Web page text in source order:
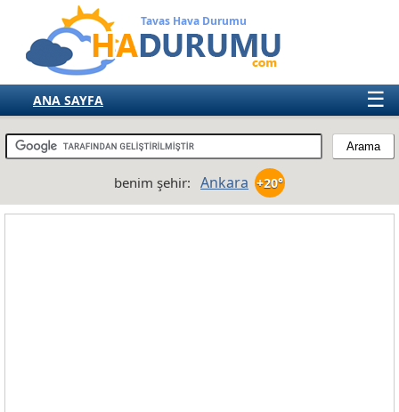
Tavas Hava Durumu
☰
ANA SAYFA
TÜRKİYE
AVRUPA
benim şehir: Ankara +20°